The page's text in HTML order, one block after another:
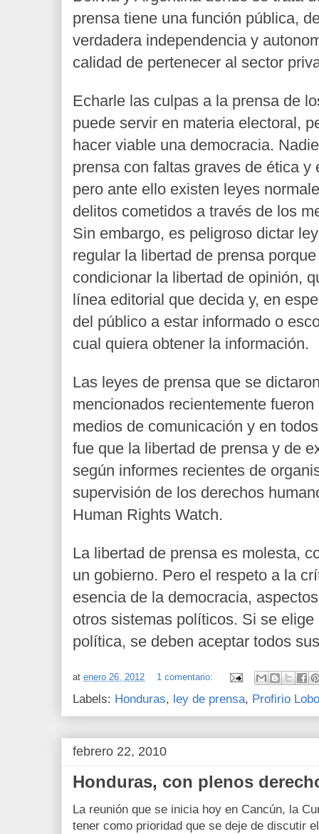
prensa tiene una función pública,
verdadera independencia y
calidad de pertenecer al sector
Echarle las culpas a la prensa de
puede servir en materia electoral,
hacer viable una democracia.
prensa con faltas graves de ética y
pero ante ello existen leyes
delitos cometidos a través de los
Sin embargo, es peligroso dictar
regular la libertad de prensa
condicionar la libertad de opinión,
línea editorial que decida y, en
del público a estar informado o
cual quiera obtener la información.
Las leyes de prensa que se
mencionados recientemente
medios de comunicación y en
fue que la libertad de prensa y de
según informes recientes de
supervisión de los derechos
Human Rights Watch.
La libertad de prensa es molesta,
un gobierno. Pero el respeto a la
esencia de la democracia,
otros sistemas políticos. Si se
política, se deben aceptar todos
at enero 26, 2012 1 comentario:
Labels: Honduras, ley de prensa, Profirio Lobo
febrero 22, 2010
Honduras, con plenos
La reunión que se inicia hoy en Cancún, la
tener como prioridad que se deje de discutir